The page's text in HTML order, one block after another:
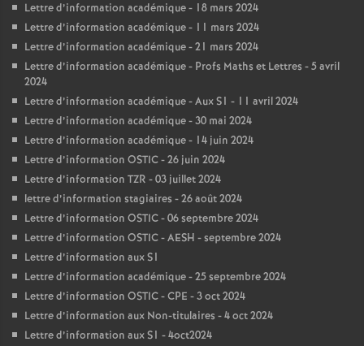
Lettre d’information académique - 18 mars 2024
Lettre d’information académique - 11 mars 2024
Lettre d’information académique - 21 mars 2024
Lettre d’information académique - Profs Maths et Lettres - 5 avril
2024
Lettre d’information académique - Aux S1 - 11 avril 2024
Lettre d’information académique - 30 mai 2024
Lettre d’information académique - 14 juin 2024
Lettre d’information OSTIC - 26 juin 2024
Lettre d’information TZR - 03 juillet 2024
lettre d’information stagiaires - 26 août 2024
Lettre d’information OSTIC - 06 septembre 2024
Lettre d’information OSTIC - AESH - septembre 2024
Lettre d’information aux S1
Lettre d’information académique - 25 septembre 2024
Lettre d’information OSTIC - CPE - 3 oct 2024
Lettre d’information aux Non-titulaires - 4 oct 2024
Lettre d’information aux S1 - 4oct2024